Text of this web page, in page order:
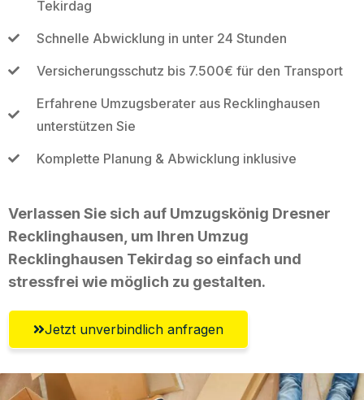
Tekirdag
Schnelle Abwicklung in unter 24 Stunden
Versicherungsschutz bis 7.500€ für den Transport
Erfahrene Umzugsberater aus Recklinghausen
unterstützen Sie
Komplette Planung & Abwicklung inklusive
Verlassen Sie sich auf Umzugskönig Dresner
Recklinghausen, um Ihren Umzug
Recklinghausen Tekirdag so einfach und
stressfrei wie möglich zu gestalten.
Jetzt unverbindlich anfragen